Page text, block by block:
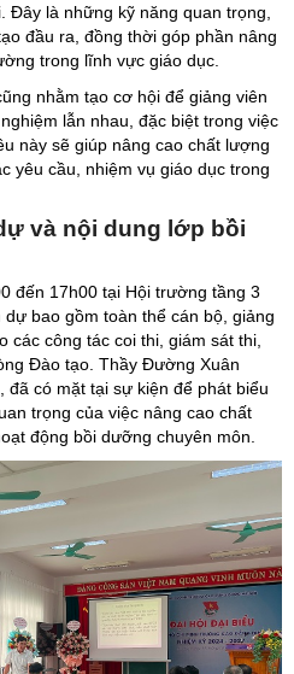
Đây là những kỹ năng quan trọng,
đầu ra, đồng thời góp phần nâng
trong lĩnh vực giáo dục.
nhằm tạo cơ hội để giảng viên
lẫn nhau, đặc biệt trong việc
này sẽ giúp nâng cao chất lượng
yêu cầu, nhiệm vụ giáo dục trong
và nội dung lớp bồi
đến 17h00 tại Hội trường tầng 3
bao gồm toàn thể cán bộ, giảng
các công tác coi thi, giám sát thi,
Đào tạo. Thầy Đường Xuân
có mặt tại sự kiện để phát biểu
trọng của việc nâng cao chất
động bồi dưỡng chuyên môn.